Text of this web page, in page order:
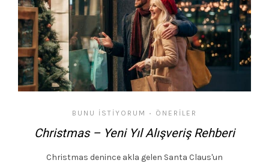
BUNU İSTIYORUM • ÖNERILER
Christmas – Yeni Yıl Alışveriş Rehberi
Christmas denince akla gelen Santa Claus'un